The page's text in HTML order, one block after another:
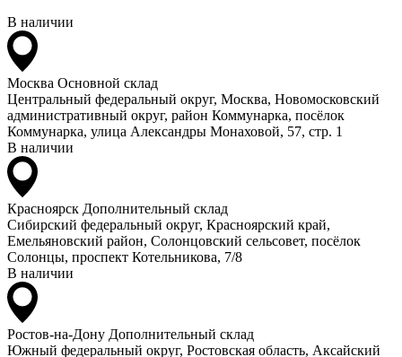
В наличии
Москва Основной склад
Центральный федеральный округ, Москва, Новомосковский
административный округ, район Коммунарка, посёлок
Коммунарка, улица Александры Монаховой, 57, стр. 1
В наличии
Красноярск Дополнительный склад
Сибирский федеральный округ, Красноярский край,
Емельяновский район, Солонцовский сельсовет, посёлок
Солонцы, проспект Котельникова, 7/8
В наличии
Ростов-на-Дону Дополнительный склад
Южный федеральный округ, Ростовская область, Аксайский